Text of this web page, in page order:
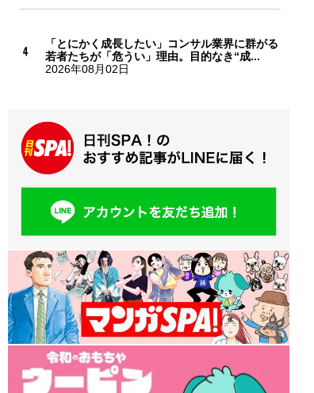
「とにかく成長したい」コンサル業界に群がる
若者たちが「危うい」理由。目的なき“成...
2026年08月02日